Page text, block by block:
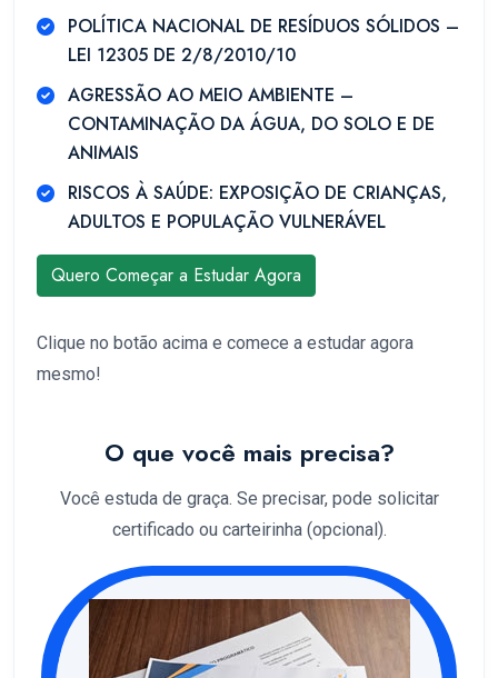
POLÍTICA NACIONAL DE RESÍDUOS SÓLIDOS –
LEI 12305 DE 2/8/2010/10
AGRESSÃO AO MEIO AMBIENTE –
CONTAMINAÇÃO DA ÁGUA, DO SOLO E DE
ANIMAIS
RISCOS À SAÚDE: EXPOSIÇÃO DE CRIANÇAS,
ADULTOS E POPULAÇÃO VULNERÁVEL
Quero Começar a Estudar Agora
Clique no botão acima e comece a estudar agora
mesmo!
O que você mais precisa?
Você estuda de graça. Se precisar, pode solicitar
certificado ou carteirinha (opcional).